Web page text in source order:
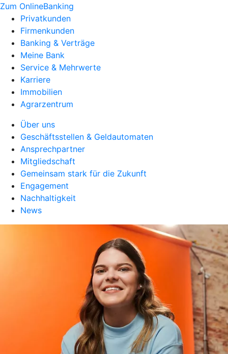
Zum OnlineBanking
Privatkunden
Firmenkunden
Banking & Verträge
Meine Bank
Service & Mehrwerte
Karriere
Immobilien
Agrarzentrum
Über uns
Geschäftsstellen & Geldautomaten
Ansprechpartner
Mitgliedschaft
Gemeinsam stark für die Zukunft
Engagement
Nachhaltigkeit
News